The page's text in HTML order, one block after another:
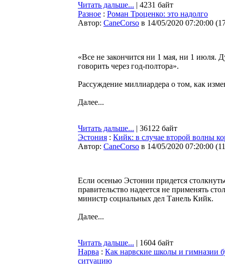
Читать дальше... | 4231 байт
Разное : Роман Троценко: это надолго
Автор: CaneCorso в 14/05/2020 07:20:00 (
«Все не закончится ни 1 мая, ни 1 июля.
говорить через год-полтора».
Рассуждение миллиардера о том, как
Далее...
Читать дальше... | 36122 байт
Эстония : Кийк: в случае второй волны
Автор: CaneCorso в 14/05/2020 07:20:00 (
Если осенью Эстонии придется
правительство надеется не применять
министр социальных дел Танель Кийк.
Далее...
Читать дальше... | 1604 байт
Нарва : Как нарвские школы и гимназии
ситуацию